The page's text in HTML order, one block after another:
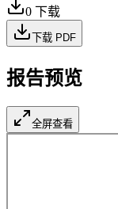
0 下载
下载 PDF
报告预览
全屏查看